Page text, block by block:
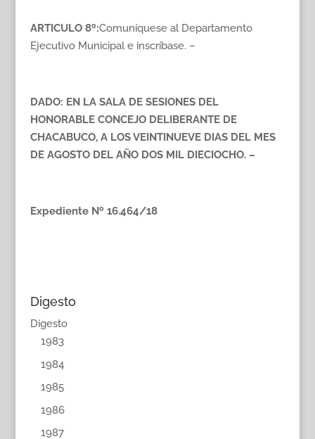
ARTICULO 8º:Comuníquese al Departamento
Ejecutivo Municipal e inscríbase. –
DADO: EN LA SALA DE SESIONES DEL
HONORABLE CONCEJO DELIBERANTE DE
CHACABUCO, A LOS VEINTINUEVE DIAS DEL MES
DE AGOSTO DEL AÑO DOS MIL DIECIOCHO. –
Expediente Nº 16.464/18
Digesto
Digesto
1983
1984
1985
1986
1987